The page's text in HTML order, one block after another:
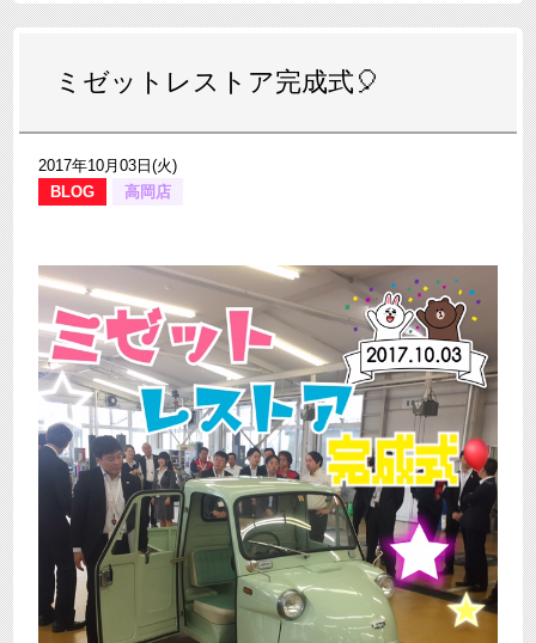
ミゼットレストア完成式🎈
2017年10月03日(火)
BLOG
高岡店